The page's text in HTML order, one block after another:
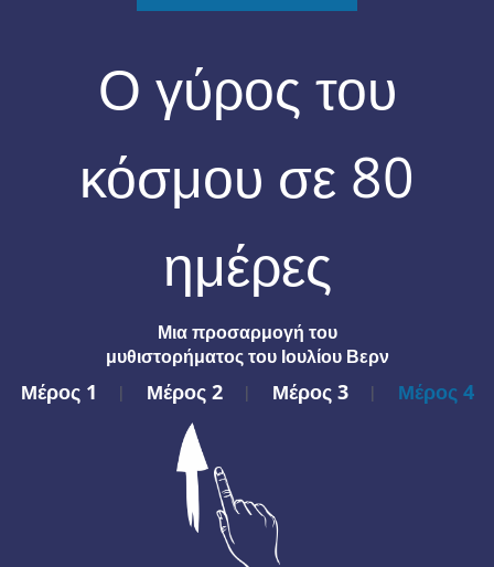
Ο γύρος του
κόσμου σε 80
ημέρες
Μια προσαρμογή του
μυθιστορήματος του Ιουλίου Βερν
Μέρος 1 | Μέρος 2 | Μέρος 3 | Μέρος 4